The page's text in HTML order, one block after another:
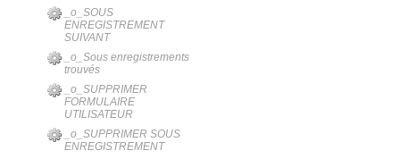
_o_SOUS
ENREGISTREMENT
SUIVANT
_o_Sous enregistrements
trouvés
_o_SUPPRIMER
FORMULAIRE
UTILISATEUR
_o_SUPPRIMER SOUS
ENREGISTREMENT